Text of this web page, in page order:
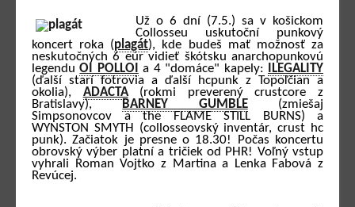
Už o 6 dní (7.5.) sa v košickom
Collosseu uskutoční punkový
koncert roka (plagát), kde budeš mať možnosť za
neskutočných 6 eúr vidieť škótsku anarchopunkovú
legenduOI POLLOI a 4 "domáce" kapely:
ILEGALITY
(ďalší starí fotrovia a ďalší hcpunk z Topoľčian a
okolia), ADACTA(rokmi preverený crustcore z
Bratislavy),BARNEY GUMBLE(zmiešaj
Simpsonovcov a the FLAME STILL BURNS) a
WYNSTON SMYTH (collosseovský inventár, crust hc
punk). Začiatok je presne o 18.30! Počas koncertu
obrovský výber platní a tričiek od PHR! Voľný vstup
vyhrali Roman Vojtko z Martina a Lenka Fabová z
Revúcej.